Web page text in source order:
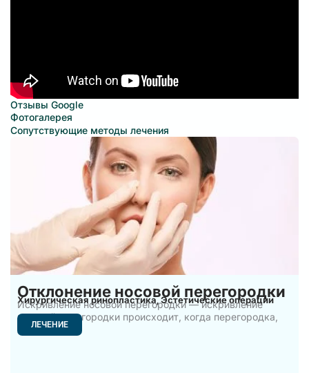
Отзывы Google
Фотогалерея
Сопутствующие методы лечения
Отклонение носовой перегородки
Хирургическая ринопластика,Эстетические операции
Искривление носовой перегородки — искривление
носовой перегородки происходит, когда перегородка,
ЛЕЧЕНИЕ